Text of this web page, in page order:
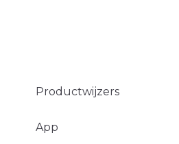
Productwijzers
App